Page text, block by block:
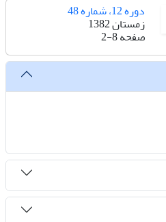
دوره 12، شماره 48
زمستان 1382
صفحه2-8